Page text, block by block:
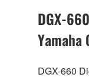
DGX-
Yamaha
DGX-660